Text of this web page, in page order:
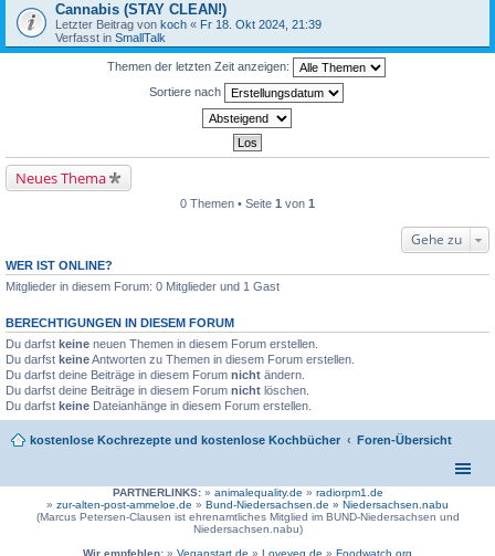
Cannabis (STAY CLEAN!)
Letzter Beitrag von koch « Fr 18. Okt 2024, 21:39
Verfasst in SmallTalk
Themen der letzten Zeit anzeigen:
Sortiere nach
Neues Thema
0 Themen • Seite 1 von 1
Gehe zu
WER IST ONLINE?
Mitglieder in diesem Forum: 0 Mitglieder und 1 Gast
BERECHTIGUNGEN IN DIESEM FORUM
Du darfst keine neuen Themen in diesem Forum erstellen.
Du darfst keineAntworten zu Themen in diesem Forum erstellen.
Du darfst deine Beiträge in diesem Forum nicht ändern.
Du darfst deine Beiträge in diesem Forum nicht löschen.
Du darfst keine Dateianhänge in diesem Forum erstellen.
kostenlose Kochrezepte und kostenlose Kochbücher Foren-Übersicht
PARTNERLINKS:» animalequality.de » radiorpm1.de
» zur-alten-post-ammeloe.de » Bund-Niedersachsen.de » Niedersachsen.nabu
(Marcus Petersen-Clausen ist ehrenamtliches Mitglied im BUND-Niedersachsen und
Niedersachsen.nabu)
Wir empfehlen: » Veganstart.de » Loveveg.de » Foodwatch.org